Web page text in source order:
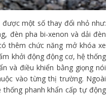
một số thay đổi nhỏ như:
đèn pha bi-xenon và dải đèn
thêm chức năng mở khóa xe
khởi động động cơ, hệ thống
và điều khiển bằng giọng nói
vào từng thị trường. Ngoài
phanh khẩn cấp tự động